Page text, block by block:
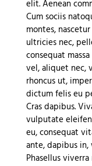
elit. Aenean
Cum sociis
montes,
ultricies nec,
consequat
vel, aliquet nec,
rhoncus ut,
dictum felis eu
Cras dapibus.
vulputate
eu, consequat
ante, dapibus
Phasellus